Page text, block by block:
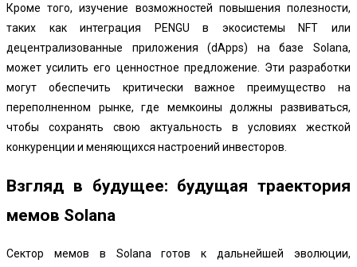
Кроме того, изучение возможностей повышения полезности,
таких как интеграция PENGU в экосистемы NFT или
децентрализованные приложения (dApps) на базе Solana,
может усилить его ценностное предложение. Эти разработки
могут обеспечить критически важное преимущество на
переполненном рынке, где мемкоины должны развиваться,
чтобы сохранять свою актуальность в условиях жесткой
конкуренции и меняющихся настроений инвесторов.
Взгляд в будущее: будущая траектория
мемов Solana
Сектор мемов в Solana готов к дальнейшей эволюции,